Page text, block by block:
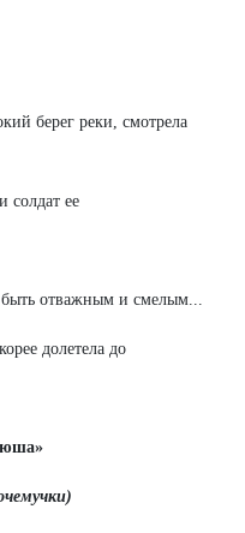
берег реки, смотрела
солдат ее
отважным и смелым...
долетела до